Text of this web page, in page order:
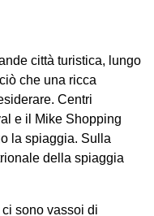
città turistica, lungo
che una ricca
Centri
e il Mike Shopping
la spiaggia. Sulla
della spiaggia
sono vassoi di